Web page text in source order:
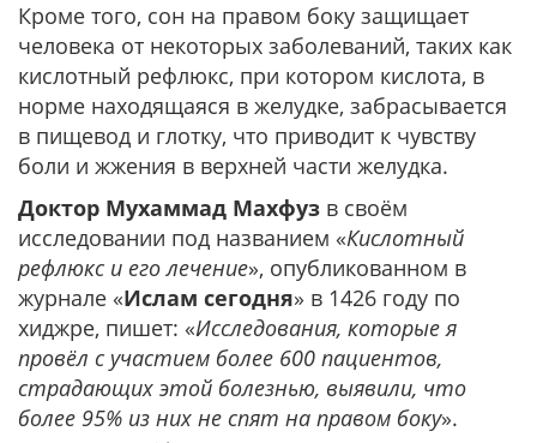
Кроме того, сон на правом боку защищает
человека от некоторых заболеваний, таких как
кислотный рефлюкс, при котором кислота, в
норме находящаяся в желудке, забрасывается
в пищевод и глотку, что приводит к чувству
боли и жжения в верхней части желудка.
Доктор Мухаммад Махфуз в своём
исследовании под названием «Кислотный
рефлюкс и его лечение», опубликованном в
журнале «Ислам сегодня» в 1426 году по
хиджре, пишет: «Исследования, которые я
провёл с участием более 600 пациентов,
страдающих этой болезнью, выявили, что
более 95% из них не спят на правом боку».